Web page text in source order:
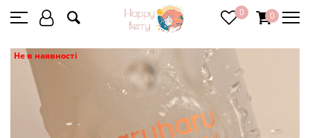
0 0
Не в наявності